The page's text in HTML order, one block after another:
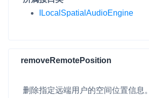
ILocalSpatialAudioEngine
removeRemotePosition
删除指定远端用户的空间位置信息。